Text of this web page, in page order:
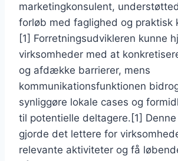
marketingkonsulent,
forløb med faglighed og praktisk
[1] Forretningsudvikleren kunne
virksomheder med at
og afdække barrierer, mens
kommunikationsfunktionen
synliggøre lokale cases og
til potentielle deltagere.[1]
gjorde det lettere for
relevante aktiviteter og få